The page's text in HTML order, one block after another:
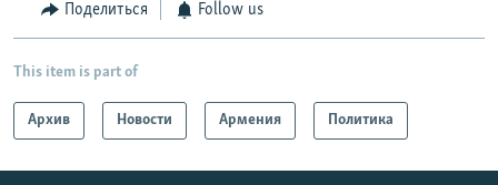
Поделиться Follow us
This item is part of
Архив Новости Армения Политика